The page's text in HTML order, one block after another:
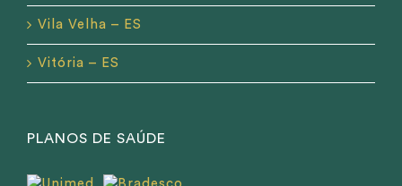
Vila Velha – ES
Vitória – ES
PLANOS DE SAÚDE